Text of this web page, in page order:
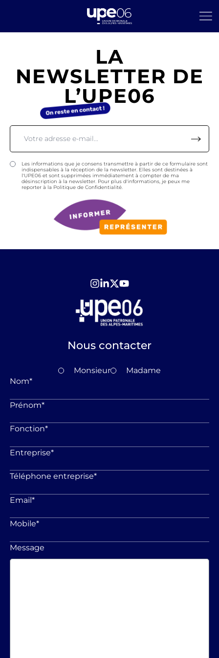
LA
NEWSLETTER DE
L’UPE06
Les informations que je consens transmettre à partir de ce formulaire sont
indispensables à la réception de la newsletter. Elles sont destinées à
l'UPE06 et sont supprimées immédiatement à compter de ma
désinscription à la newsletter. Pour plus d'informations, je peux me
reporter à la Politique de Confidentialité.
Nous contacter
Monsieur
Madame
Nom*
Prénom*
Fonction*
Entreprise*
Téléphone entreprise*
Email*
Mobile*
Message